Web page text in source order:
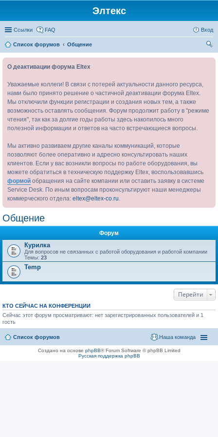
Элтекс
Ссылки FAQ Вход
Список форумов
Общение
О деактивации форума Eltex
Уважаемые коллеги! В связи с потерей актуальности данного ресурса,
нами было принято решение о частичной деактивации форума Eltex.
Мы отключили функции регистрации и создания новых тем, а также
возможность оставлять сообщения. Форум продолжит работу в "режиме
чтения", так как за долгие годы работы здесь накопилось много
полезной информации и ответов на часто встречающиеся вопросы.
Мы активно развиваем другие каналы коммуникаций, которые
позволяют более оперативно и адресно консультировать наших
клиентов. Если у вас возникли вопросы по работе оборудования, вы
можете обратиться в техническую поддержку Eltex, воспользовавшись
формой обращения на сайте компании или оставить заявку в системе
Service Desk. По иным вопросам проконсультируют наши менеджеры
коммерческого отдела: eltex@eltex-co.ru.
Общение
Форум
Курилка
Для вопросов не связанных с работой оборудования и работой компании
Темы: 23
Temp
Перейти
КТО СЕЙЧАС НА КОНФЕРЕНЦИИ
Сейчас этот форум просматривают: нет зарегистрированных пользователей и 1
гость
Список форумов Наша команда
Создано на основе phpBB® Forum Software © phpBB Limited
Русская поддержка phpBB